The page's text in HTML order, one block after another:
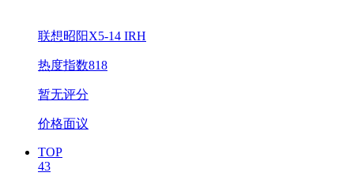
联想昭阳X5-14 IRH
热度指数818
暂无评分
价格面议
TOP
43